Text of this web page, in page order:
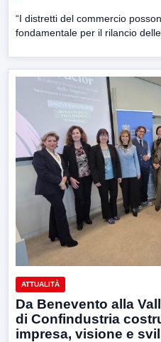
“I distretti del commercio
fondamentale per il rilancio
ATTUALITÀ
Da Benevento alla
di Confindustria
impresa, visione e